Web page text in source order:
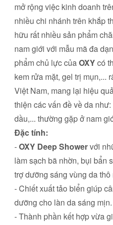
mở rộng việc kinh doanh
nhiều chi nhánh trên khắp
hữu rất nhiều sản phẩm
nam giới với mẫu mã đa
phẩm chủ lực củaOXYcó
kem rửa mặt, gel trị mụn,...
Việt Nam, mang lại hiệu
thiện các vấn đề về da
dầu,... thường gặp ở nam
Đặc tính:
-OXY Deep Showervới
làm sạch bã nhờn, bụi bẩn
trợ dưỡng sáng vùng da thô
- Chiết xuất tảo biển giúp
dưỡng cho làn da sáng mịn.
- Thành phần kết hợp vừa